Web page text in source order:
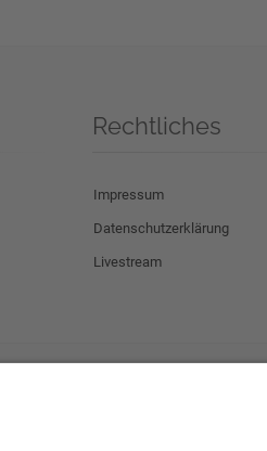
Rechtliches
Impressum
Datenschutzerklärung
Livestream